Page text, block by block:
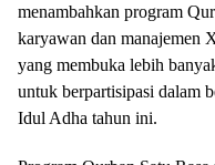
menambahkan program
karyawan dan manajemen
yang membuka lebih
untuk berpartisipasi dalam
Idul Adha tahun ini.